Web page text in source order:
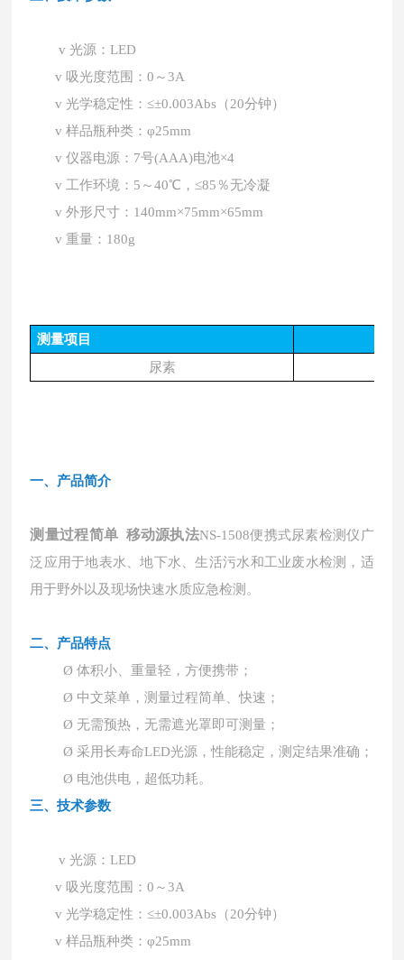
v 光源：LED
v 吸光度范围：0～3A
v 光学稳定性： ≤±0.003Abs（20分钟）
v 样品瓶种类：φ25mm
v 仪器电源： 7号(AAA)电池×4
v 工作环境： 5～40℃，≤85％无冷凝
v 外形尺寸： 140mm×75mm×65mm
v 重量： 180g
测量项目
尿素
一、 产品简介
测量过程简单 移动源执法NS-1508便携式尿素检测仪广
泛应用于地表水、地下水、生活污水和工业废水检测，适
用于野外以及现场快速水质应急检测。
二、产品特点
Ø 体积小、重量轻，方便携带；
Ø 中文菜单，测量过程简单、快速；
Ø 无需预热，无需遮光罩即可测量；
Ø 采用长寿命LED光源，性能稳定，测定结果准确；
Ø 电池供电，超低功耗。
三、技术参数
v 光源：LED
v 吸光度范围：0～3A
v 光学稳定性：≤±0.003Abs（20分钟）
v 样品瓶种类：φ25mm